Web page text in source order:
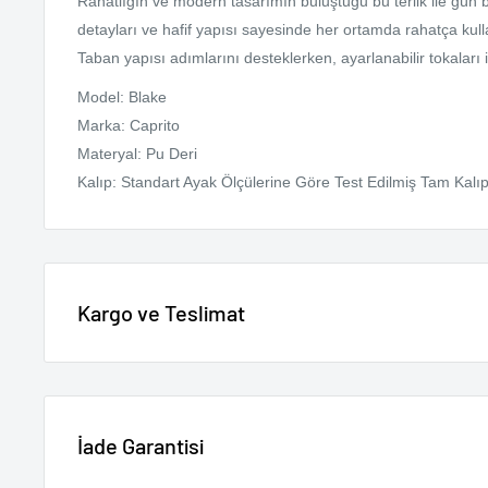
detayları ve hafif yapısı sayesinde her ortamda rahatça
Taban yapısı adımlarını desteklerken, ayarlanabilir
Model: Blake
Marka: Caprito
Materyal: Pu Deri
Kalıp: Standart Ayak Ölçülerine Göre Test Edilmiş Tam
Kargo ve Teslimat
Getcho'da kampanya dönemleri dışında 3000 TL ve üzeri
kargo ücretsizdir. Altındaki tutarlarda kargo ücreti 89.99
günüdür.
İade Garantisi